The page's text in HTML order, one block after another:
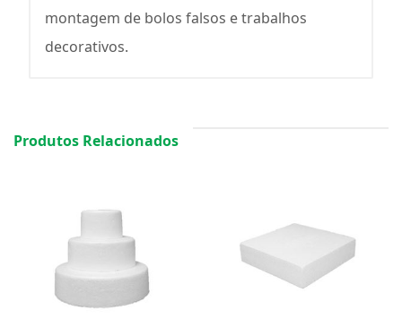
montagem de bolos falsos e trabalhos
decorativos.
Produtos Relacionados